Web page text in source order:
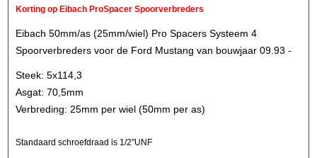
Korting op Eibach ProSpacer Spoorverbreders
Eibach 50mm/as (25mm/wiel) Pro Spacers Systeem 4
Spoorverbreders voor de Ford Mustang van bouwjaar 09.93 -
Steek: 5x114,3
Asgat: 70,5mm
Verbreding: 25mm per wiel (50mm per as)
Standaard schroefdraad is 1/2"UNF